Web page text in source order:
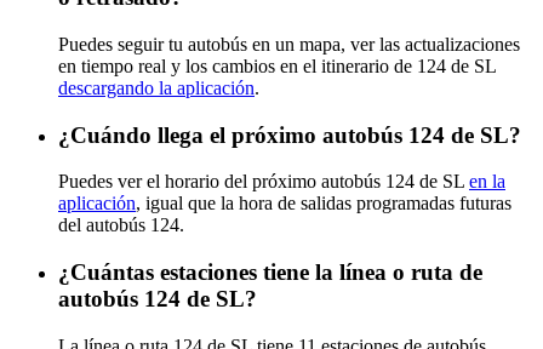
Puedes seguir tu autobús en un mapa, ver las actualizaciones
en tiempo real y los cambios en el itinerario de 124 de SL
descargando la aplicación.
¿Cuándo llega el próximo autobús 124 de SL?
Puedes ver el horario del próximo autobús 124 de SL en la
aplicación, igual que la hora de salidas programadas futuras
del autobús 124.
¿Cuántas estaciones tiene la línea o ruta de
autobús 124 de SL?